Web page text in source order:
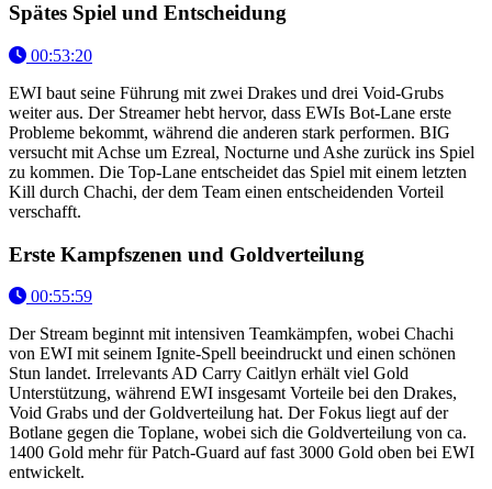
Spätes Spiel und Entscheidung
00:53:20
EWI baut seine Führung mit zwei Drakes und drei Void-Grubs
weiter aus. Der Streamer hebt hervor, dass EWIs Bot-Lane erste
Probleme bekommt, während die anderen stark performen. BIG
versucht mit Achse um Ezreal, Nocturne und Ashe zurück ins Spiel
zu kommen. Die Top-Lane entscheidet das Spiel mit einem letzten
Kill durch Chachi, der dem Team einen entscheidenden Vorteil
verschafft.
Erste Kampfszenen und Goldverteilung
00:55:59
Der Stream beginnt mit intensiven Teamkämpfen, wobei Chachi
von EWI mit seinem Ignite-Spell beeindruckt und einen schönen
Stun landet. Irrelevants AD Carry Caitlyn erhält viel Gold
Unterstützung, während EWI insgesamt Vorteile bei den Drakes,
Void Grabs und der Goldverteilung hat. Der Fokus liegt auf der
Botlane gegen die Toplane, wobei sich die Goldverteilung von ca.
1400 Gold mehr für Patch-Guard auf fast 3000 Gold oben bei EWI
entwickelt.